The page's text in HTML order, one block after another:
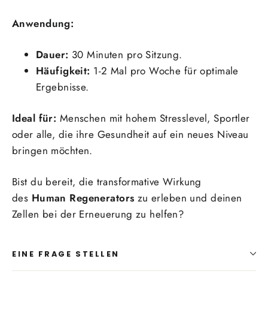
Anwendung:
Dauer: 30 Minuten pro Sitzung.
Häufigkeit: 1-2 Mal pro Woche für optimale
Ergebnisse.
Ideal für: Menschen mit hohem Stresslevel, Sportler
oder alle, die ihre Gesundheit auf ein neues Niveau
bringen möchten.
Bist du bereit, die transformative Wirkung
des Human Regenerators zu erleben unddeinen
Zellen bei der Erneuerung zu helfen?
EINE FRAGE STELLEN